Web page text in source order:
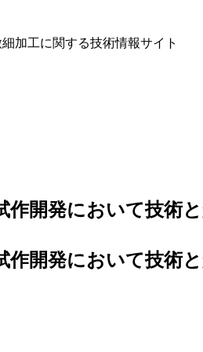
加工に関する技術情報サイト